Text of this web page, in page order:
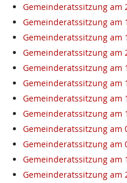
Gemeinderatssitzung am
Gemeinderatssitzung am
Gemeinderatssitzung am
Gemeinderatssitzung am
Gemeinderatssitzung am
Gemeinderatssitzung am
Gemeinderatssitzung am
Gemeinderatssitzung am
Gemeinderatssitzung am
Gemeinderatssitzung am
Gemeinderatssitzung am
Gemeinderatssitzung am